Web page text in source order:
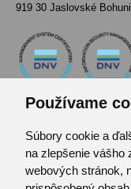
Používame
Súbory cookie a
na zlepšenie vášho
webových stránok,
919 30 Jaslovské
Kontakt
Pozvánka do
Zoznam použitých